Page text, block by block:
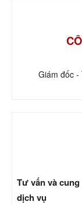
Giám đốc
Tư vấn và cung
dịch vụ